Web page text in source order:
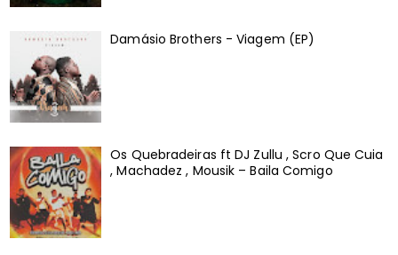
Damásio Brothers - Viagem (EP)
Os Quebradeiras ft DJ Zullu , Scro Que Cuia
, Machadez , Mousik – Baila Comigo